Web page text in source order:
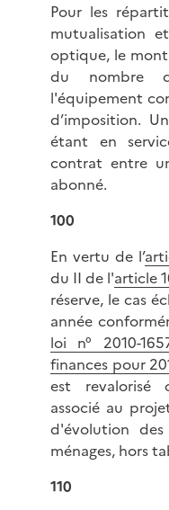
Pour les
mutualisation
optique, le
du nombre
l'équipement
d’imposition.
étant en
contrat entre
abonné.
100
En vertu de l’
du II de l'article
réserve, le cas
année
loi n° 2010-
finances pour
est revalorisé
associé au
d'évolution
ménages, hors
110